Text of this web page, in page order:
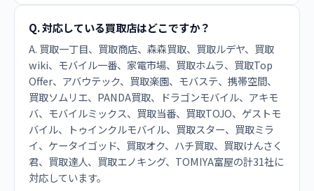
Q. 対応している買取店はどこですか？
A. 買取一丁目、買取商店、森森買取、買取ルデヤ、買取
wiki、モバイル一番、家電市場、買取ホムラ、買取Top
Offer、アバウテック、買取楽園、モバステ、携帯空間、
買取ソムリエ、PANDA買取、ドラゴンモバイル、アキモ
バ、モバイルミックス、買取当番、買取TOJO、ゲストモ
バイル、トゥインクルモバイル、買取スター、買取ミラ
イ、ケータイゴッド、買取オク、ハチ買取、買取けんさく
君、買取達人、買取エノキング、TOMIYA富屋の計31社に
対応しています。